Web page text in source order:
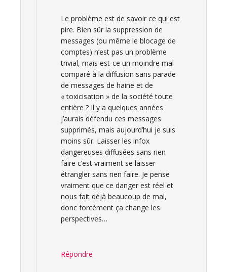
Le problème est de savoir ce qui est
pire. Bien sûr la suppression de
messages (ou même le blocage de
comptes) n’est pas un problème
trivial, mais est-ce un moindre mal
comparé à la diffusion sans parade
de messages de haine et de
« toxicisation » de la société toute
entière ? Il y a quelques années
j’aurais défendu ces messages
supprimés, mais aujourd’hui je suis
moins sûr. Laisser les infox
dangereuses diffusées sans rien
faire c’est vraiment se laisser
étrangler sans rien faire. Je pense
vraiment que ce danger est réel et
nous fait déjà beaucoup de mal,
donc forcément ça change les
perspectives…
Répondre